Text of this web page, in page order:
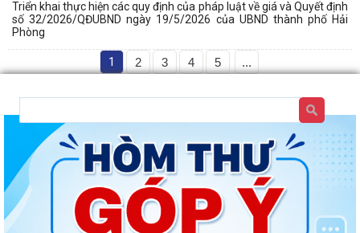
Triển khai thực hiện các quy định của pháp luật về giá và Quyết định
số 32/2026/QĐUBND ngày 19/5/2026 của UBND thành phố Hải
Phòng
1 2 3 4 5 ...